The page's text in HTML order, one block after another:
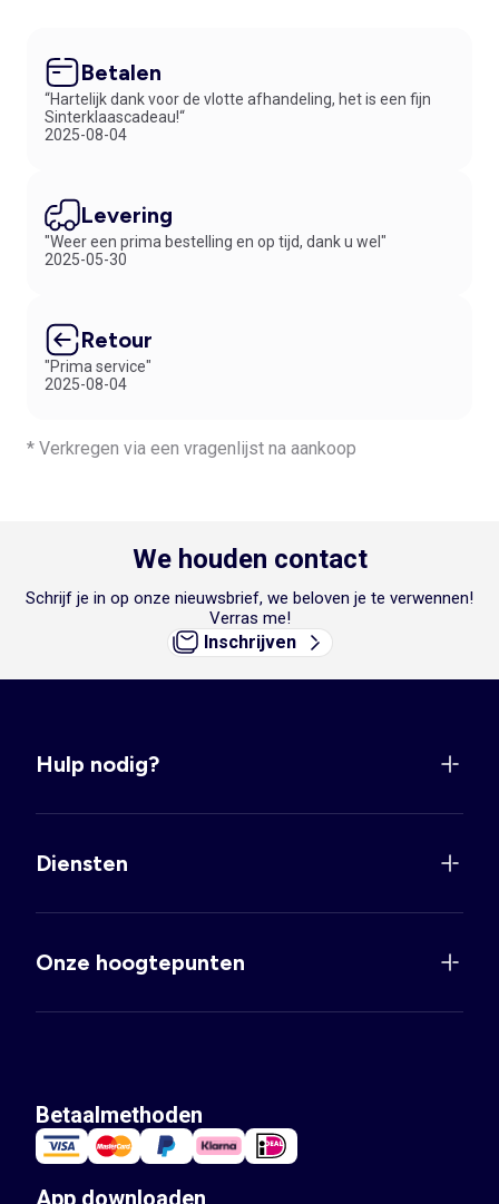
Betalen
“Hartelijk dank voor de vlotte afhandeling, het is een fijn
Sinterklaascadeau!“
2025-08-04
Levering
"Weer een prima bestelling en op tijd, dank u wel"
2025-05-30
Retour
"Prima service"
2025-08-04
* Verkregen via een vragenlijst na aankoop
We houden contact
Schrijf je in op onze nieuwsbrief, we beloven je te verwennen!
Verras me!
Inschrijven
Hulp nodig?
Diensten
Onze hoogtepunten
Betaalmethoden
App downloaden